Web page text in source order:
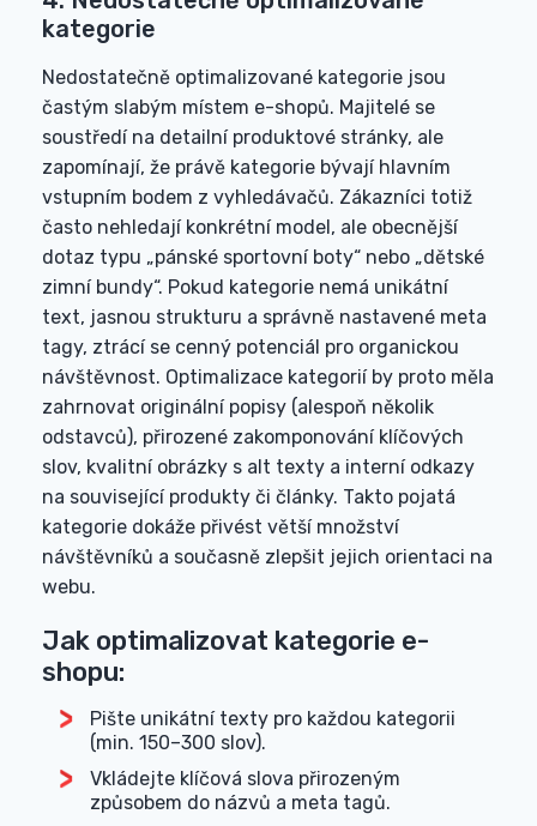
kategorie
Nedostatečně optimalizované kategorie jsou
častým slabým místem e-shopů. Majitelé se
soustředí na detailní produktové stránky, ale
zapomínají, že právě kategorie bývají hlavním
vstupním bodem z vyhledávačů. Zákazníci totiž
často nehledají konkrétní model, ale obecnější
dotaz typu „pánské sportovní boty“ nebo „dětské
zimní bundy“. Pokud kategorie nemá unikátní
text, jasnou strukturu a správně nastavené meta
tagy, ztrácí se cenný potenciál pro organickou
návštěvnost. Optimalizace kategorií by proto měla
zahrnovat originální popisy (alespoň několik
odstavců), přirozené zakomponování klíčových
slov, kvalitní obrázky s alt texty a interní odkazy
na související produkty či články. Takto pojatá
kategorie dokáže přivést větší množství
návštěvníků a současně zlepšit jejich orientaci na
webu.
Jak optimalizovat kategorie e-
shopu:
Pište unikátní texty pro každou kategorii
(min. 150–300 slov).
Vkládejte klíčová slova přirozeným
způsobem do názvů a meta tagů.